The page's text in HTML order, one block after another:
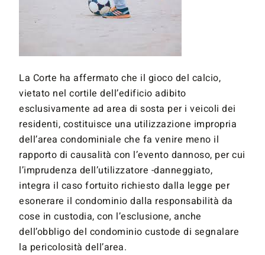
La Corte ha affermato che il gioco del calcio,
vietato nel cortile dell’edificio adibito
esclusivamente ad area di sosta per i veicoli dei
residenti, costituisce una utilizzazione impropria
dell’area condominiale che fa venire meno il
rapporto di causalità con l’evento dannoso, per cui
l’imprudenza dell’utilizzatore -danneggiato,
integra il caso fortuito richiesto dalla legge per
esonerare il condominio dalla responsabilità da
cose in custodia, con l’esclusione, anche
dell’obbligo del condominio custode di segnalare
la pericolosità dell’area.